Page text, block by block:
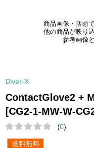
商品画像・店頭
他の商品が映り
参考画像
Diver-X
ContactGlove2 +
[CG2-1-MW-W-
(0)
送料無料